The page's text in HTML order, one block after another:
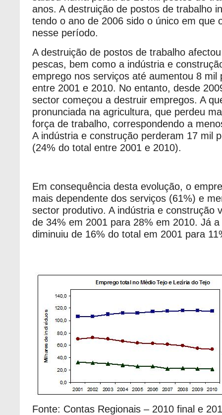
anos. A destruição de postos de trabalho
tendo o ano de 2006 sido o único em que
nesse período.
A destruição de postos de trabalho
pescas, bem como a indústria e
emprego nos serviços até aumentou 8 mil
entre 2001 e 2010. No entanto, desde
sector começou a destruir empregos. A
pronunciada na agricultura, que perdeu
força de trabalho, correspondendo a
A indústria e construção perderam 17 mil
(24% do total entre 2001 e 2010).
Em consequência desta evolução, o
mais dependente dos serviços (61%) e
sector produtivo. A indústria e construção
de 34% em 2001 para 28% em 2010. Já
diminuiu de 16% do total em 2001 para
Fonte: Contas Regionais – 2010 final e